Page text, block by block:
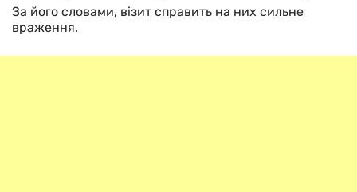
За його словами, візит справить на них сильне
враження.